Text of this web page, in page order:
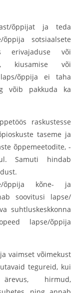
õppijat ja teda
sotsiaalsete
erivajaduse või
kiusamise või
õppija ei taha
võib pakkuda ka
raskustesse
taseme ja
õppemeetodite, -
Samuti hindab
kõne- ja
soovitusi lapse/
suhtluskeskkonna
lapse/õppija
vaimset võimekust
tegureid, kui
hirmud,